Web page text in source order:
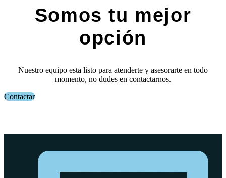
Somos tu mejor
opción
Nuestro equipo esta listo para atenderte y asesorarte en todo
momento, no dudes en contactarnos.
Contactar